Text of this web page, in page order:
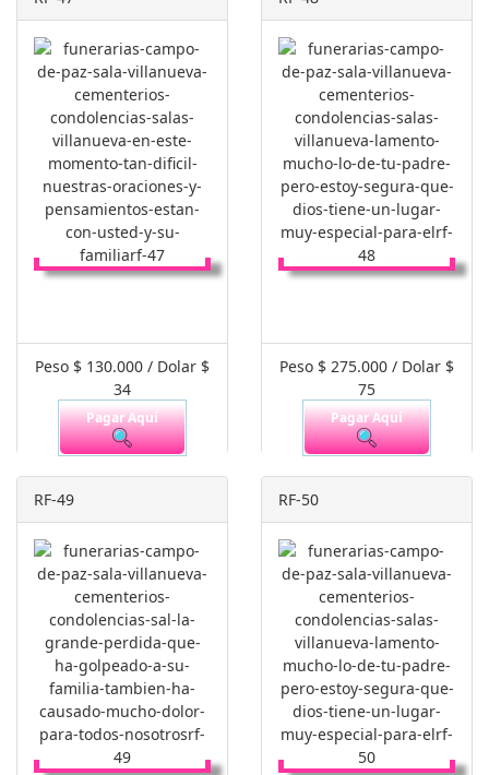
Peso $ 130.000 / Dolar $
34
Pagar Aquí
Peso $ 275.000 / Dolar $
75
Pagar Aquí
RF-49 RF-50